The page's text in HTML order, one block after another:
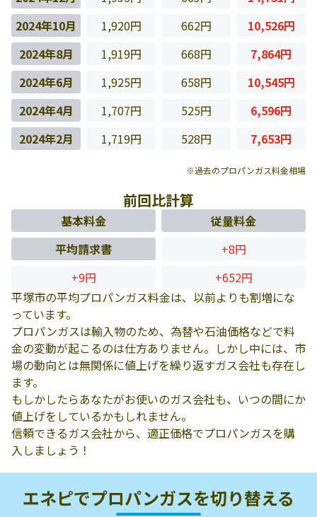
2024年10月
1,920円 662円
10,526円
2024年8月
1,919円 668円
7,864円
2024年6月
1,925円 658円
10,545円
2024年4月
1,707円 525円
6,596円
2024年2月
1,719円 528円 7,653円
※過去のプロパンガス料金相場
前回比計算
基本料金
従量料金
平均請求書
+8円
+9円
+652円
平塚市の平均プロパンガス料金は、以前よりも割増にな
っています。
プロパンガスは輸入物のため、為替や石油価格などで料
金の変動が起こるのは仕方ありません。しかし中には、市
場の動向とは無関係に値上げを繰り返すガス会社も存在し
ます。
もしかしたらあなたがお使いのガス会社も、いつの間にか
値上げをしているかもしれません。
信頼できるガス会社から、適正価格でプロパンガスを購
入しましょう！
エネピでプロパンガスを切り替える